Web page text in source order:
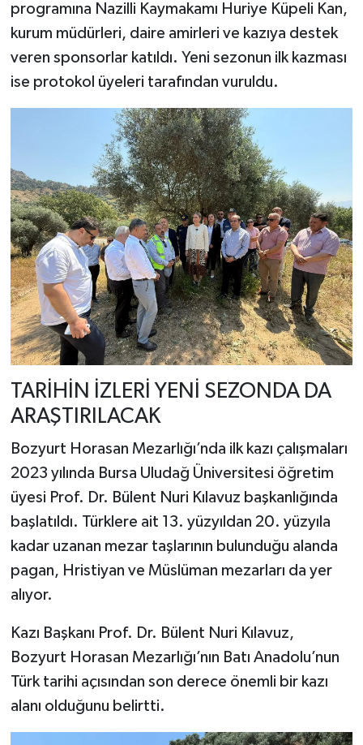
programına Nazilli Kaymakamı Huriye Küpeli Kan,
kurum müdürleri, daire amirleri ve kazıya destek
veren sponsorlar katıldı. Yeni sezonun ilk kazması
ise protokol üyeleri tarafından vuruldu.
TARİHİN İZLERİ YENİ SEZONDA DA
ARAŞTIRILACAK
Bozyurt Horasan Mezarlığı’nda ilk kazı çalışmaları
2023 yılında Bursa Uludağ Üniversitesi öğretim
üyesi Prof. Dr. Bülent Nuri Kılavuz başkanlığında
başlatıldı. Türklere ait 13. yüzyıldan 20. yüzyıla
kadar uzanan mezar taşlarının bulunduğu alanda
pagan, Hristiyan ve Müslüman mezarları da yer
alıyor.
Kazı Başkanı Prof. Dr. Bülent Nuri Kılavuz,
Bozyurt Horasan Mezarlığı’nın Batı Anadolu’nun
Türk tarihi açısından son derece önemli bir kazı
alanı olduğunu belirtti.